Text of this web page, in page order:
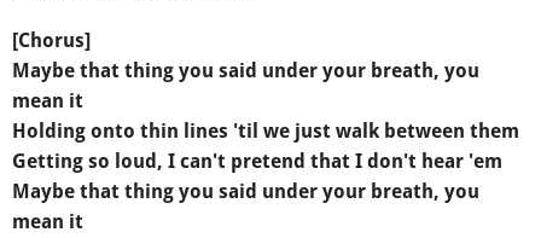
[Chorus]
Maybe that thing you said under your breath, you
mean it
Holding onto thin lines 'til we just walk between them
Getting so loud, I can't pretend that I don't hear 'em
Maybe that thing you said under your breath, you
mean it